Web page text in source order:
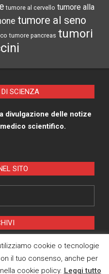
tumore al cervello tumore alla
tumore al seno
tumore pancreas tumori
SCIENZA
divulgazione delle notize
scientifico.
SITO
Policy
cookie o tecnologie
il tuo consenso, anche per
cookie policy. Leggi tutto